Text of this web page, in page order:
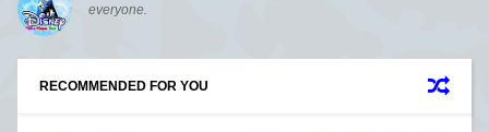
everyone.
RECOMMENDED FOR YOU